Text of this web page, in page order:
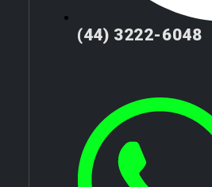
(44) 3222-6048